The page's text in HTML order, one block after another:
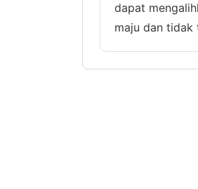
dapat
maju dan tidak